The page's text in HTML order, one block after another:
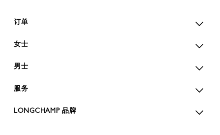
订单
女士
男士
服务
LONGCHAMP 品牌